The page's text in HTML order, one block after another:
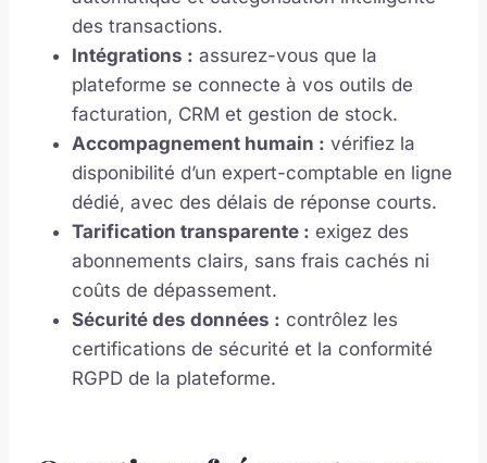
des transactions.
Intégrations : assurez-vous que la
plateforme se connecte à vos outils de
facturation, CRM et gestion de stock.
Accompagnement humain : vérifiez la
disponibilité d’un expert-comptable en ligne
dédié, avec des délais de réponse courts.
Tarification transparente : exigez des
abonnements clairs, sans frais cachés ni
coûts de dépassement.
Sécurité des données : contrôlez les
certifications de sécurité et la conformité
RGPD de la plateforme.